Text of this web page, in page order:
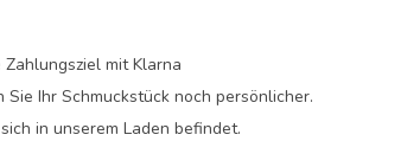
Zahlungsziel mit Klarna
Sie Ihr Schmuckstück noch persönlicher.
in unserem Laden befindet.